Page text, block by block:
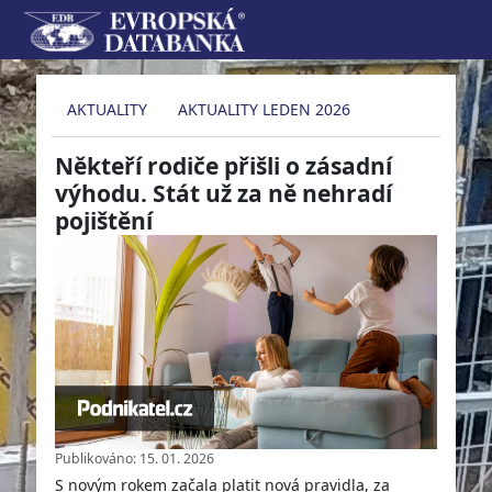
AKTUALITY AKTUALITY LEDEN 2026
Někteří rodiče přišli o zásadní
výhodu. Stát už za ně nehradí
pojištění
Publikováno: 15. 01. 2026
S novým rokem začala platit nová pravidla, za